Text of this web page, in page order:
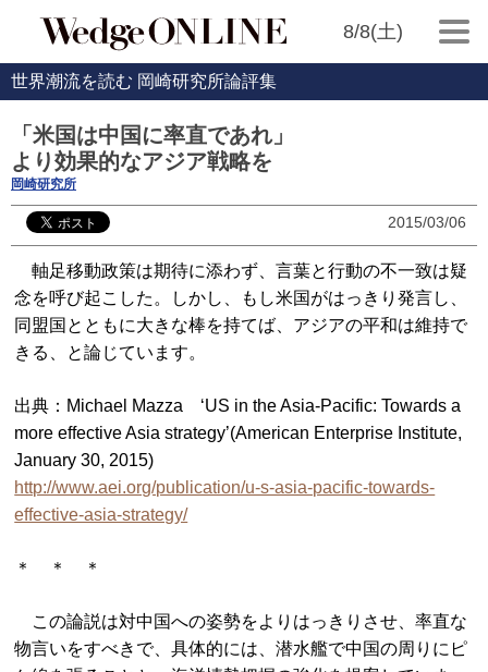
8/8(土)
世界潮流を読む 岡崎研究所論評集
「米国は中国に率直であれ」
より効果的なアジア戦略を
岡崎研究所
2015/03/06
軸足移動政策は期待に添わず、言葉と行動の不一致は疑
念を呼び起こした。しかし、もし米国がはっきり発言し、
同盟国とともに大きな棒を持てば、アジアの平和は維持で
きる、と論じています。
出典：Michael Mazza ‘US in the Asia-Pacific: Towards a
more effective Asia strategy’(American Enterprise Institute,
January 30, 2015)
http://www.aei.org/publication/u-s-asia-pacific-towards-
effective-asia-strategy/
＊ ＊ ＊
この論説は対中国への姿勢をよりはっきりさせ、率直な
物言いをすべきで、具体的には、潜水艦で中国の周りにピ